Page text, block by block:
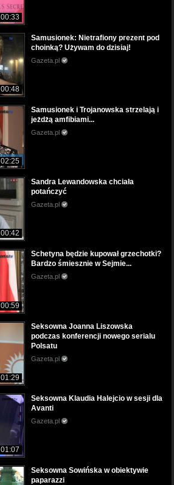
00:33
00:48
Samusionek: Nietrafiony prezent pod
choinką? Używam do dzisiaj!
Gazeta.pl
02:25
Samusionek i Trojanowska strzelają i
jeżdżą amfibiami...
Gazeta.pl
00:42
Sandra Lewandowska chciała
potańczyć
Gazeta.pl
00:59
Schetyna będzie kupował grzechotki?
Bardzo śmiesznie w Sejmie...
Gazeta.pl
01:29
Seksowna Joanna Liszowska
podczas konferencji nowego serialu
Polsatu
Gazeta.pl
01:07
Seksowna Klaudia Halejcio w sesji dla
Avanti
Gazeta.pl
Seksowna Sowińska w obiektywie
paparazzi